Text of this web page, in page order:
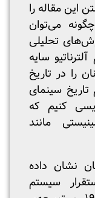
این مقاله را
می‌توان
تحلیلی
سایه
را در تاریخ
سینمای
کنیم که
مانند
نشان داده
سیستم